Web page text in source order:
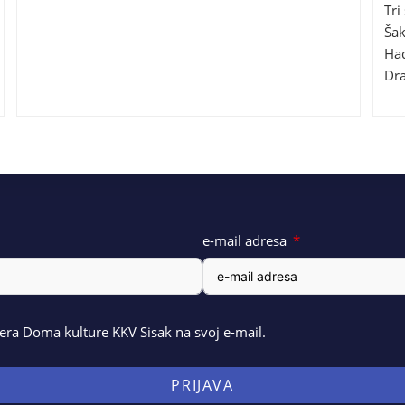
Tri
e-mail adresa
Doma kulture KKV Sisak na svoj e-mail.
PRIJAVA